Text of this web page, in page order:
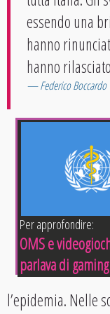
essendo una
hanno
hanno
Federico Boccardo
Per approfondire:
OMS e
parlava di
l’epidemia. Nelle